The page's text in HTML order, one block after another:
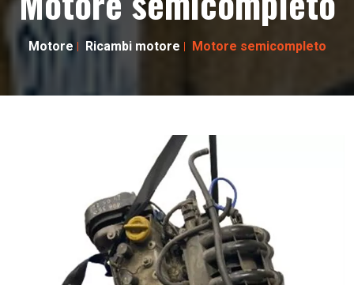
Motore Ricambi motore Motore semicompleto